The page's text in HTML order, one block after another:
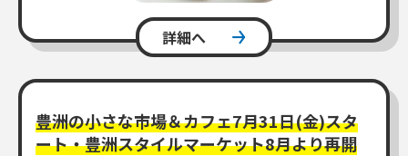
詳細へ
豊洲の小さな市場＆カフェ7月31日(金)スタ
ート・豊洲スタイルマーケット8月より再開